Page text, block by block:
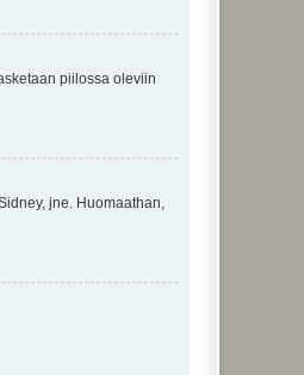
piilossa oleviin
jne. Huomaathan,